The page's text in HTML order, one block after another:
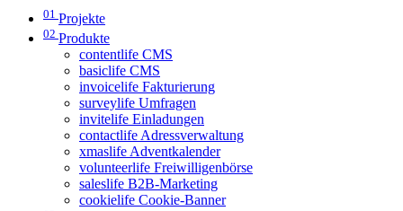
01 Projekte
02 Produkte
contentlife CMS
basiclife CMS
invoicelife Fakturierung
surveylife Umfragen
invitelife Einladungen
contactlife Adressverwaltung
xmaslife Adventkalender
volunteerlife Freiwilligenbörse
saleslife B2B-Marketing
cookielife Cookie-Banner